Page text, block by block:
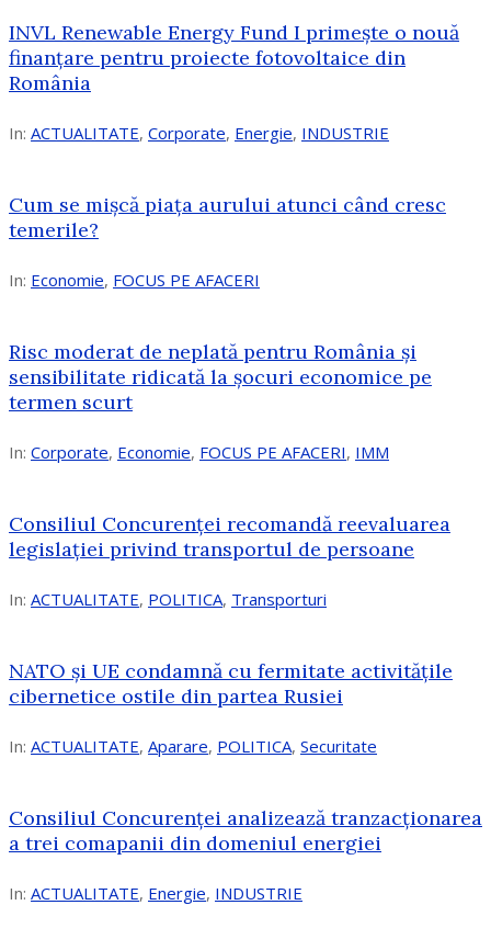
INVL Renewable Energy Fund I primește o nouă
finanțare pentru proiecte fotovoltaice din
România
In: ACTUALITATE, Corporate, Energie, INDUSTRIE
Cum se mișcă piața aurului atunci când cresc
temerile?
In: Economie, FOCUS PE AFACERI
Risc moderat de neplată pentru România și
sensibilitate ridicată la șocuri economice pe
termen scurt
In: Corporate, Economie, FOCUS PE AFACERI, IMM
Consiliul Concurenței recomandă reevaluarea
legislației privind transportul de persoane
In: ACTUALITATE, POLITICA, Transporturi
NATO și UE condamnă cu fermitate activitățile
cibernetice ostile din partea Rusiei
In: ACTUALITATE, Aparare, POLITICA, Securitate
Consiliul Concurenţei analizează tranzacționarea
a trei comapanii din domeniul energiei
In: ACTUALITATE, Energie, INDUSTRIE